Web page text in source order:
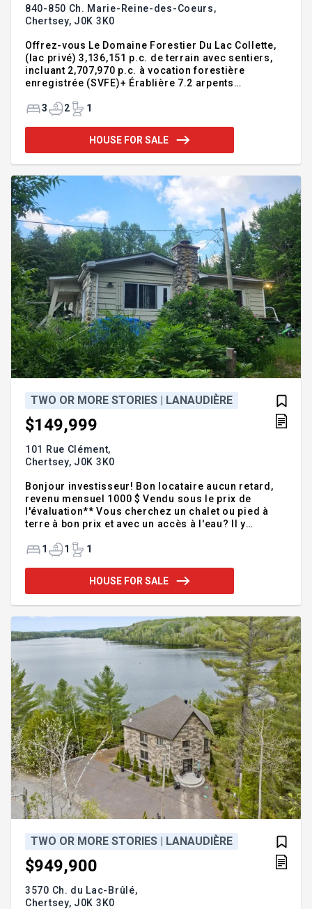
840-850 Ch. Marie-Reine-des-Coeurs,
Chertsey, J0K 3K0
Offrez-vous Le Domaine Forestier Du Lac Collette,
(lac privé) 3,136,151 p.c. de terrain avec sentiers,
incluant 2,707,970 p.c. à vocation forestière
enregistrée (SVFE)+ Érablière 7.2 arpents
forestier (PAF). Demeure principale ancestrale 1860
demande quelques travaux d'améliorations
dépendamment des besoins et de vos projets. La
situées aux abords du lac Collette. Concrétisez vos
projets de rêves en plein coeur de la na
3 2 1
HOUSE FOR SALE
TWO OR MORE STORIES | LANAUDIÈRE
$149,999
101 Rue Clément,
Chertsey, J0K 3K0
Bonjour investisseur! Bon locataire aucun retard,
revenu mensuel 1000 $ Vendu sous le prix de
l'évaluation** Vous cherchez un chalet ou pied à
terre à bon prix et avec un accès à l'eau? Il y
votre quotidien. La fosse septique à été changé en
faire votre demande de visite avec 24h d'avis.
Proximité de la Forêt Ouareau, Rawdon, pente de
Investisseur: revenus et pied-à-terre en pleine
nature. Revenu lo
1 1 1
HOUSE FOR SALE
TWO OR MORE STORIES | LANAUDIÈRE
$949,900
3570 Ch. du Lac-Brûlé,
Chertsey, J0K 3K0